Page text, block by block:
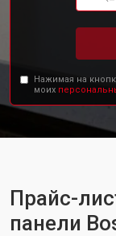
Нажимая на
моих
Прайс-
панели